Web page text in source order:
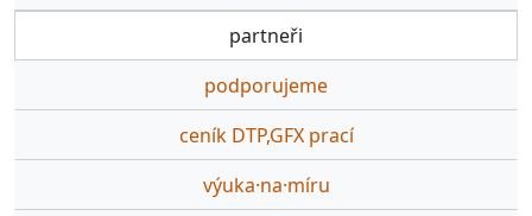
partneři
podporujeme
ceník DTP,GFX prací
výuka·na·míru